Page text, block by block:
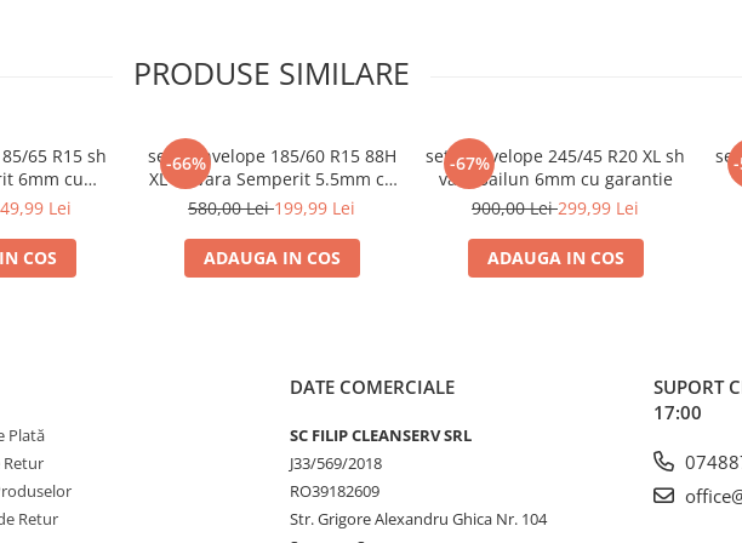
și se oferă doar pentru
sau retur pentru garanție,
Dacă se returnează un alt
PRODUSE SIMILARE
65 R15 sh
6mm cu
Lei
COS
-66%
set 2 anvelope 185/60 R15 88H
XL sh vara Semperit 5.5mm cu
garantie
580,00 Lei199,99 Lei
ADAUGA IN COS
-67%
set 2 anvelope 245/45 R20 XL sh
vara Sailun 6mm cu garantie
900,00 Lei299,99 Lei
ADAUGA IN COS
set
Plată
Retur
Retur
DATE COMERCIALE
SC FILIP CLEANSERV SRL
J33/569/2018
RO39182609
Str. Grigore Alexandru Ghica Nr. 104
SUPORT
17:00